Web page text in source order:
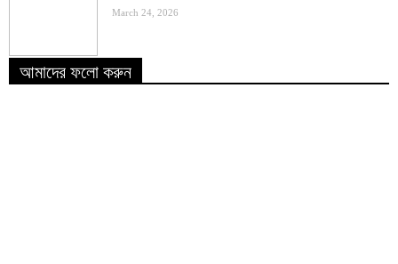
March 24, 2026
আমাদের ফলো করুন